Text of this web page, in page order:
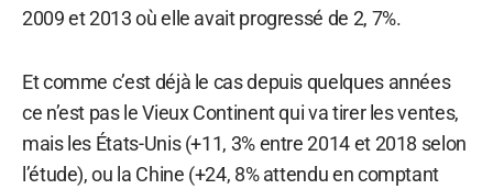
2009 et 2013 où elle avait progressé de 2, 7%.
Et comme c’est déjà le cas depuis quelques années
ce n’est pas le Vieux Continent qui va tirer les ventes,
mais les États-Unis (+11, 3% entre 2014 et 2018 selon
l’étude), ou la Chine (+24, 8% attendu en comptant